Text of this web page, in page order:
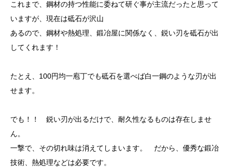
これまで、鋼材の持つ性能に委ねて研ぐ事が主流だったと思って
いますが、現在は砥石が沢山
あるので、鋼材や熱処理、鍛冶屋に関係なく、鋭い刃を砥石が出
してくれます！
たとえ、100円均一庖丁でも砥石を選べば白一鋼のような刃が出
せます。
でも！！ 鋭い刃が出るだけで、耐久性なるものは存在しませ
ん。
一撃で、その切れ味は消えてしまいます。 だから、優秀な鍛冶
技術、熱処理などは必要です。